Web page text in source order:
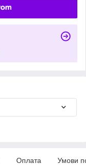
Оплата Умови